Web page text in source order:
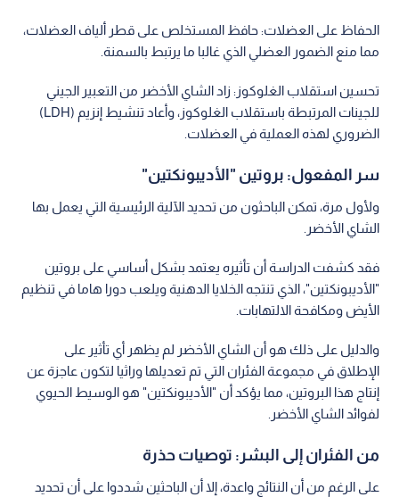
الحفاظ على العضلات: حافظ المستخلص على قطر ألياف العضلات،
مما منع الضمور العضلي الذي غالبا ما يرتبط بالسمنة.
تحسين استقلاب الغلوكوز: زاد الشاي الأخضر من التعبير الجيني
للجينات المرتبطة باستقلاب الغلوكوز، وأعاد تنشيط إنزيم (LDH)
الضروري لهذه العملية في العضلات.
سر المفعول: بروتين "الأديبونكتين"
ولأول مرة، تمكن الباحثون من تحديد الآلية الرئيسية التي يعمل بها
الشاي الأخضر.
فقد كشفت الدراسة أن تأثيره يعتمد بشكل أساسي على بروتين
"الأديبونكتين"، الذي تنتجه الخلايا الدهنية ويلعب دورا هاما في تنظيم
الأيض ومكافحة الالتهابات.
والدليل على ذلك هو أن الشاي الأخضر لم يظهر أي تأثير على
الإطلاق في مجموعة الفئران التي تم تعديلها وراثيا لتكون عاجزة عن
إنتاج هذا البروتين، مما يؤكد أن "الأديبونكتين" هو الوسيط الحيوي
لفوائد الشاي الأخضر.
من الفئران إلى البشر: توصيات حذرة
على الرغم من أن النتائج واعدة، إلا أن الباحثين شددوا على أن تحديد